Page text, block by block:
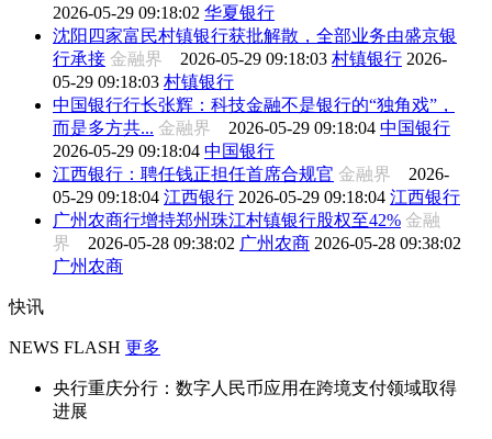
2026-05-29 09:18:02 华夏银行
沈阳四家富民村镇银行获批解散，全部业务由盛京银
行承接 金融界 2026-05-29 09:18:03 村镇银行 2026-
05-29 09:18:03 村镇银行
中国银行行长张辉：科技金融不是银行的“独角戏”，
而是多方共... 金融界 2026-05-29 09:18:04 中国银行
2026-05-29 09:18:04 中国银行
江西银行：聘任钱正担任首席合规官 金融界 2026-
05-29 09:18:04 江西银行 2026-05-29 09:18:04 江西银行
广州农商行增持郑州珠江村镇银行股权至42% 金融
界 2026-05-28 09:38:02 广州农商 2026-05-28 09:38:02
广州农商
快讯
NEWS FLASH 更多
央行重庆分行：数字人民币应用在跨境支付领域取得
进展